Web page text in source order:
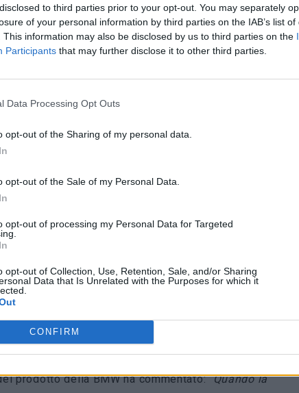
to third parties prior to your opt-out. You may separately
of your personal information by third parties on the IAB’s list of
This information may also be disclosed by us to third parties on the
Participants that may further disclose it to other third parties.
Data Processing Opt Outs
opt-out of the Sharing of my personal data.
opt-out of the Sale of my Personal Data.
opt-out of processing my Personal Data for Targeted
opt-out of Collection, Use, Retention, Sale, and/or Sharing
Data that Is Unrelated with the Purposes for which it
CONFIRM
lo sterzo, la catena color oro, tre diverse
del cruscotto e un parabrezza stampato. Il
viene fornito anche con un cavalletto da pista.
immersiva di 1.920 pezzi è stata progettata
BMW.
un modello così importante per la BMW Motorrad.
sono così amate dalla comunità dei motociclisti, e
sia vincente come il suo alter-ego della vita reale
Lego.
presenta parti funzionali, offre una costruzione
anche il più grande tra quelli delle moto Lego mai
coinvolgente quanto la scarica di adrenalina
prodotto della BMW ha commentato: “Quando la